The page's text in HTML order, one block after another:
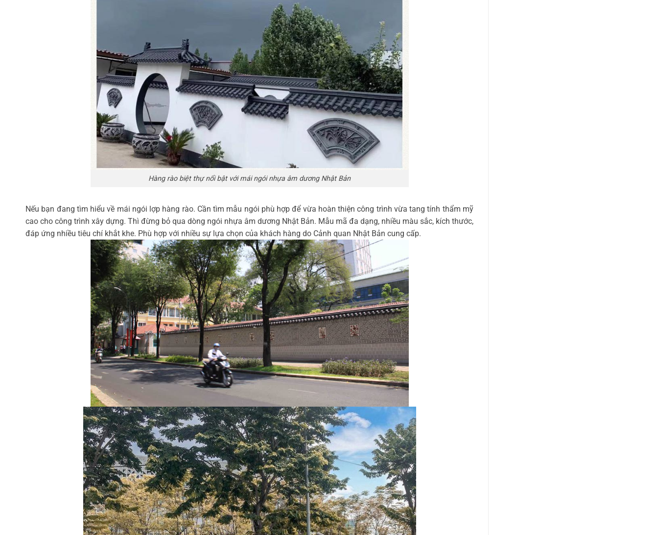
Hàng rào biệt thự nổi bật với mái ngói nhựa âm dương Nhật Bản
Nếu bạn đang tìm hiểu về mái ngói lợp hàng rào. Cần tìm mẫu ngói phù hợp để vừa hoàn thiện công trình vừa tang tính thẩm mỹ
cao cho công trình xây dựng. Thì đừng bỏ qua dòng ngói nhựa âm dương Nhật Bản. Mẫu mã đa dạng, nhiều màu sắc, kích thước,
đáp ứng nhiều tiêu chí khắt khe. Phù hợp với nhiều sự lựa chọn của khách hàng do Cảnh quan Nhật Bản cung cấp.